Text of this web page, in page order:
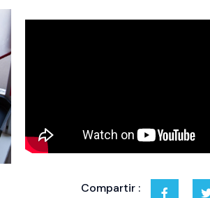
Compartir :